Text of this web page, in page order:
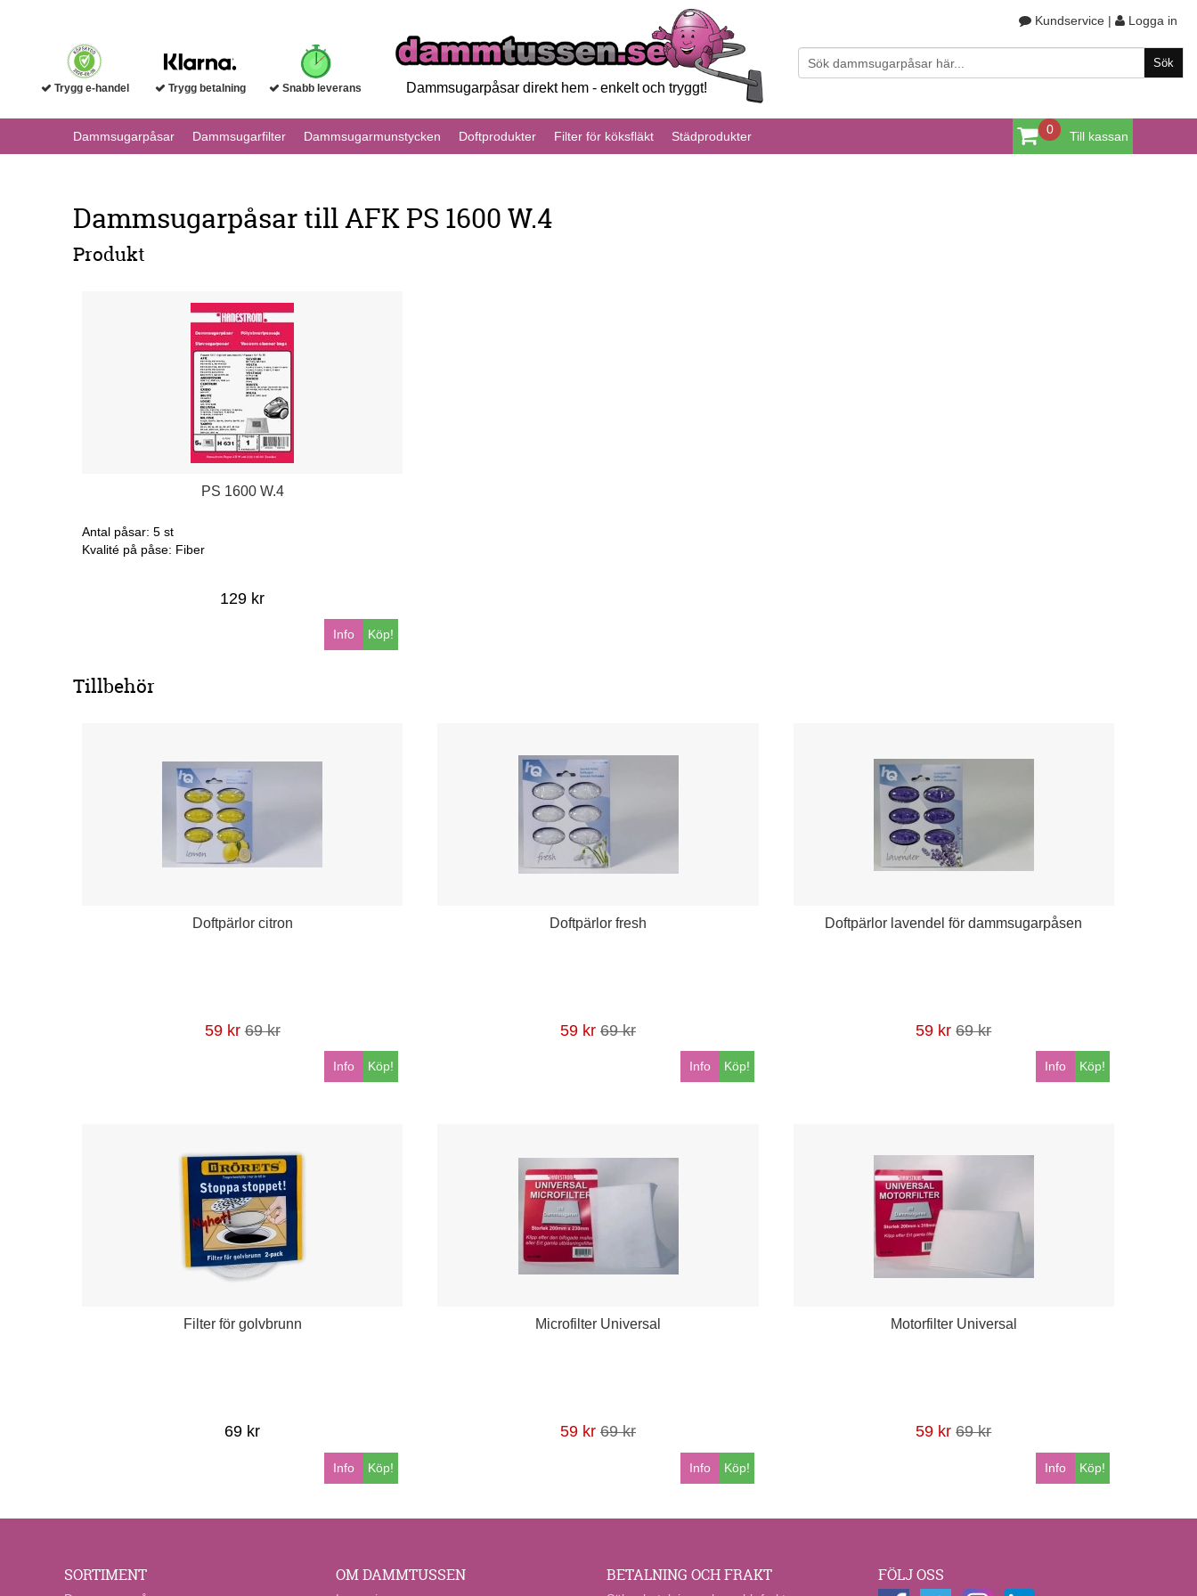
Dammsugarpåsar direkt hem - enkelt och tryggt!
Trygg e-handel Trygg betalning Snabb leverans
Kundservice | Logga in
0 Till kassan
Dammsugarpåsar Dammsugarfilter Dammsugarmunstycken Doftprodukter Filter för köksfläkt Städprodukter
Dammsugarpåsar till AFK PS 1600 W.4
Produkt
PS 1600 W.4
Antal påsar: 5 st
Kvalité på påse: Fiber
129 kr
Köp!
Info
Tillbehör
Doftpärlor citron
59 kr 69 kr
Köp!
Info
Doftpärlor fresh
59 kr 69 kr
Köp!
Info
Doftpärlor lavendel för dammsugarpåsen
59 kr 69 kr
Köp!
Info
Filter för golvbrunn
69 kr
Köp!
Info
Microfilter Universal
59 kr 69 kr
Köp!
Info
Motorfilter Universal
59 kr 69 kr
Köp!
Info
SORTIMENT OM DAMMTUSSEN BETALNING OCH FRAKT FÖLJ OSS